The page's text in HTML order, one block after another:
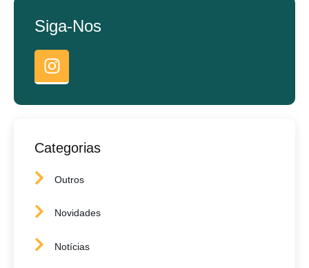
Siga-Nos
Categorias
Outros
Novidades
Notícias